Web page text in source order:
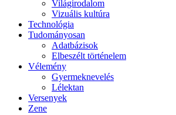
Világirodalom
Vizuális kultúra
Technológia
Tudományosan
Adatbázisok
Elbeszélt történelem
Vélemény
Gyermeknevelés
Lélektan
Versenyek
Zene